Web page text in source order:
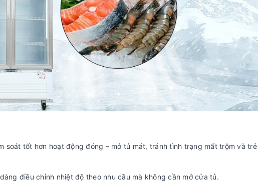
soát tốt hơn hoạt động đóng – mở tủ mát, tránh tình trạng mất trộm và trẻ
điều chỉnh nhiệt độ theo nhu cầu mà không cần mở cửa tủ.